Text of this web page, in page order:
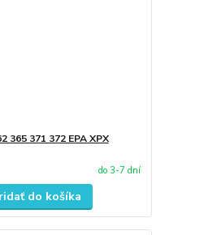
365 371 372 EPA XPX
do 3-7 dní
do košíka